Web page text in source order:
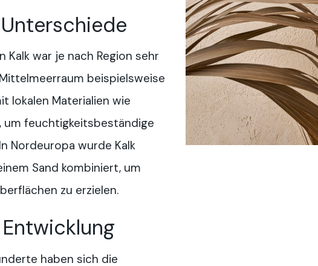
Kalk war je nach Region sehr
beispielsweise
lokalen Materialien wie
um feuchtigkeitsbeständige
Nordeuropa wurde Kalk
Sand kombiniert, um
zu erzielen.
haben sich die